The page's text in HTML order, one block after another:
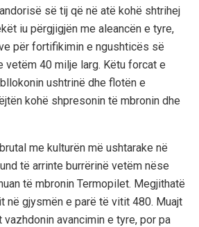
së tij që në atë kohë shtrihej
iu përgjigjën me aleancën e tyre,
për fortifikimin e ngushticës së
vetëm 40 milje larg. Këtu forcat e
ushtrinë dhe flotën e
kohë shpresonin të mbronin dhe
me kulturën më ushtarake në
të arrinte burrërinë vetëm nëse
të mbronin Termopilet. Megjithatë
në gjysmën e parë të vitit 480. Muajt
avancimin e tyre, por pa